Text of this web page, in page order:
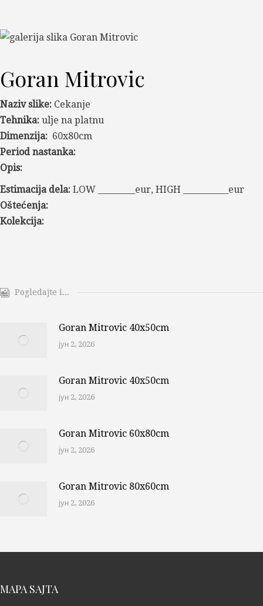
Goran Mitrovic
Naziv slike: Cekanje
Tehnika: ulje na platnu
Dimenzija: 60x80cm
Period nastanka:
Opis:
Estimacija dela: LOW _________eur, HIGH ___________eur
Oštećenja:
Kolekcija:
Pogledajte i...
Goran Mitrovic 40x50cm
јун 2, 2026
Goran Mitrovic 40x50cm
јун 2, 2026
Goran Mitrovic 60x80cm
јун 2, 2026
Goran Mitrovic 80x60cm
јун 2, 2026
MAPA SAJTA